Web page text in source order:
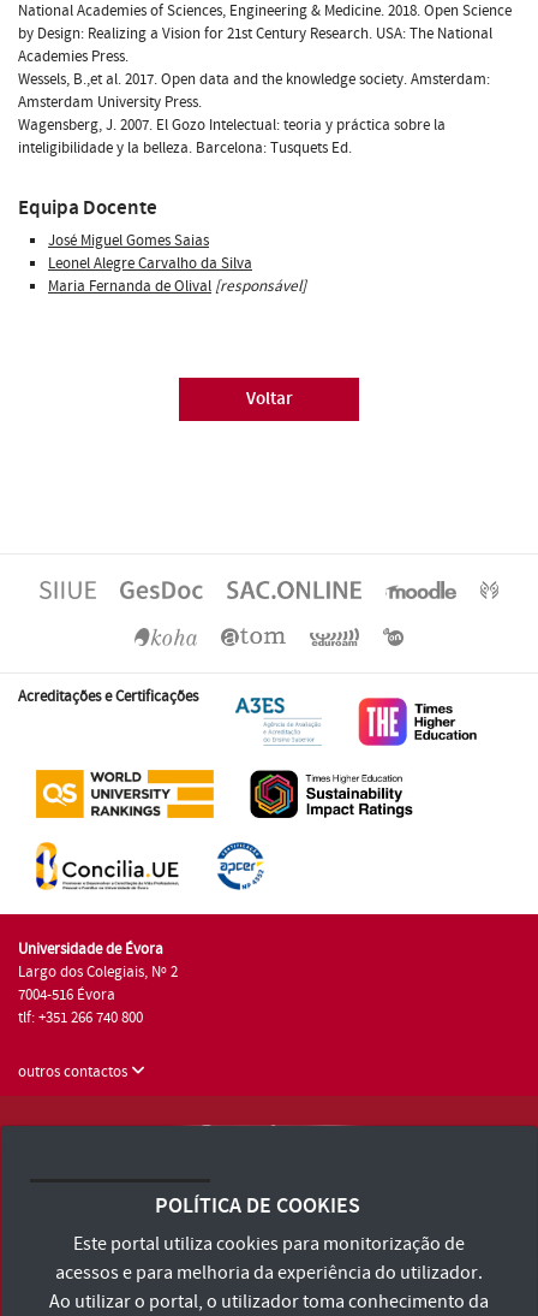
National Academies of Sciences, Engineering & Medicine. 2018. Open Science
by Design: Realizing a Vision for 21st Century Research. USA: The National
Academies Press.
Wessels, B.,et al. 2017. Open data and the knowledge society. Amsterdam:
Amsterdam University Press.
Wagensberg, J. 2007. El Gozo Intelectual: teoria y práctica sobre la
inteligibilidade y la belleza. Barcelona: Tusquets Ed.
Equipa Docente
José Miguel Gomes Saias
Leonel Alegre Carvalho da Silva
Maria Fernanda de Olival [responsável]
Voltar
Acreditações e Certificações
Universidade de Évora
Largo dos Colegiais, Nº 2
7004-516 Évora
tlf: +351 266 740 800
outros contactos
Consulte os Termos e Condições e Política de Privacidade
Declaração de Acessibilidade
POLÍTICA DE COOKIES
Este portal utiliza cookies para monitorização de
acessos e para melhoria da experiência do utilizador.
Ao utilizar o portal, o utilizador toma conhecimento da